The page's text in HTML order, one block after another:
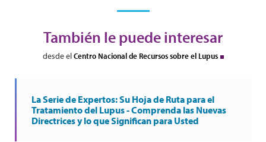
También le puede interesar
desde elCentro Nacional de Recursos sobre el Lupus
La Serie de Expertos: Su Hoja de Ruta para el
Tratamiento del Lupus - Comprenda las Nuevas
Directrices y lo que Significan para Usted